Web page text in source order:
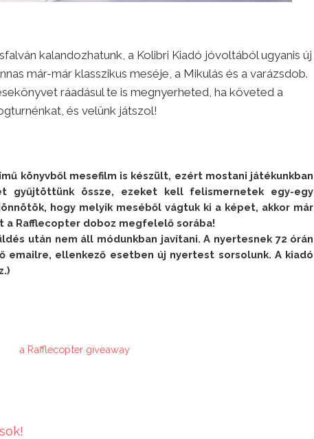
kalandozhatunk, a Kolibri Kiadó jóvoltából ugyanis új
már-már klasszikus meséje, a Mikulás és a varázsdob.
ráadásul te is megnyerheted, ha követed a
és velünk játszol!
könyvből mesefilm is készült, ezért mostani játékunkban
gyűjtöttünk össze, ezeket kell felismernetek egy-egy
hogy melyik meséből vágtuk ki a képet, akkor már
Rafflecopter doboz megfelelő sorába!
után nem áll módunkban javítani. A nyertesnek 72 órán
emailre, ellenkező esetben új nyertest sorsolunk. A kiadó
a Rafflecopter giveaway